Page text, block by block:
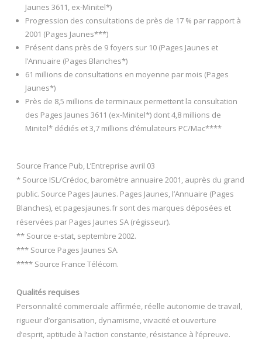
Jaunes 3611, ex-Minitel*)
Progression des consultations de près de 17 % par rapport à
2001 (Pages Jaunes***)
Présent dans près de 9 foyers sur 10 (Pages Jaunes et
l’Annuaire (Pages Blanches*)
61 millions de consultations en moyenne par mois (Pages
Jaunes*)
Près de 8,5 millions de terminaux permettent la consultation
des Pages Jaunes 3611 (ex-Minitel*) dont 4,8 millions de
Minitel* dédiés et 3,7 millions d’émulateurs PC/Mac****
Source France Pub, L’Entreprise avril 03
* Source ISL/Crédoc, baromètre annuaire 2001, auprès du grand
public. Source Pages Jaunes. Pages Jaunes, l’Annuaire (Pages
Blanches), et pagesjaunes.fr sont des marques déposées et
réservées par Pages Jaunes SA (régisseur).
** Source e-stat, septembre 2002.
*** Source Pages Jaunes SA.
**** Source France Télécom.
Qualités requises
Personnalité commerciale affirmée, réelle autonomie de travail,
rigueur d’organisation, dynamisme, vivacité et ouverture
d’esprit, aptitude à l’action constante, résistance à l’épreuve.